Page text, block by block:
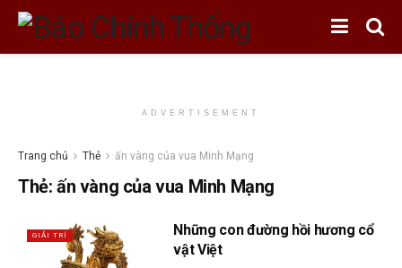
ADVERTISEMENT
Trang chủ Thẻ ấn vàng của vua Minh Mạng
Thẻ:ấn vàng của vua Minh Mạng
GIẢI TRÍ
Những con đường hồi hương cổ
vật Việt